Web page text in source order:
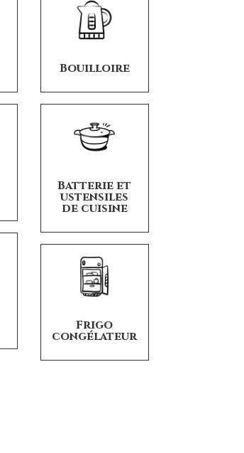
Bouilloire
Batterie et
ustensiles
de cuisine
Frigo
congélateur